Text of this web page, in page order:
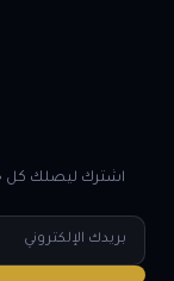
اشترك ليصلك كل
البريد
الإلكتروني